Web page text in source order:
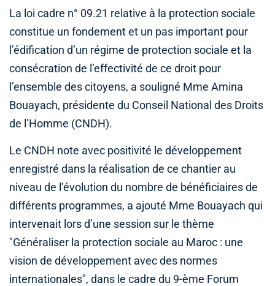
La loi cadre n° 09.21 relative à la protection sociale
constitue un fondement et un pas important pour
l’édification d’un régime de protection sociale et la
consécration de l’effectivité de ce droit pour
l’ensemble des citoyens, a souligné Mme Amina
Bouayach, présidente du Conseil National des Droits
de l’Homme (CNDH).
Le CNDH note avec positivité le développement
enregistré dans la réalisation de ce chantier au
niveau de l’évolution du nombre de bénéficiaires de
différents programmes, a ajouté Mme Bouayach qui
intervenait lors d’une session sur le thème
"Généraliser la protection sociale au Maroc : une
vision de développement avec des normes
internationales", dans le cadre du 9-ème Forum